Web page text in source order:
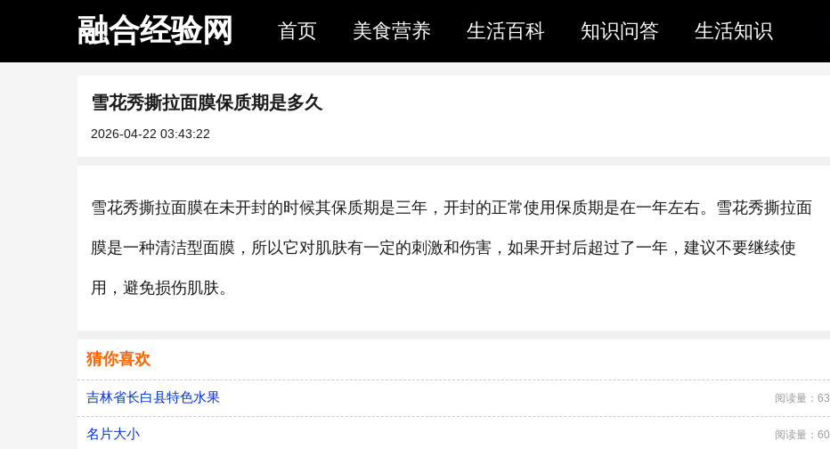
融合经验网 首页 美食营养 生活百科 知识问答 生活知识
雪花秀撕拉面膜保质期是多久
2026-04-22 03:43:22
雪花秀撕拉面膜在未开封的时候其保质期是三年，开封的正常使用保质期是在一年左右。雪花秀撕拉面
膜是一种清洁型面膜，所以它对肌肤有一定的刺激和伤害，如果开封后超过了一年，建议不要继续使
用，避免损伤肌肤。
猜你喜欢
吉林省长白县特色水果 阅读量：63
名片大小 阅读量：60